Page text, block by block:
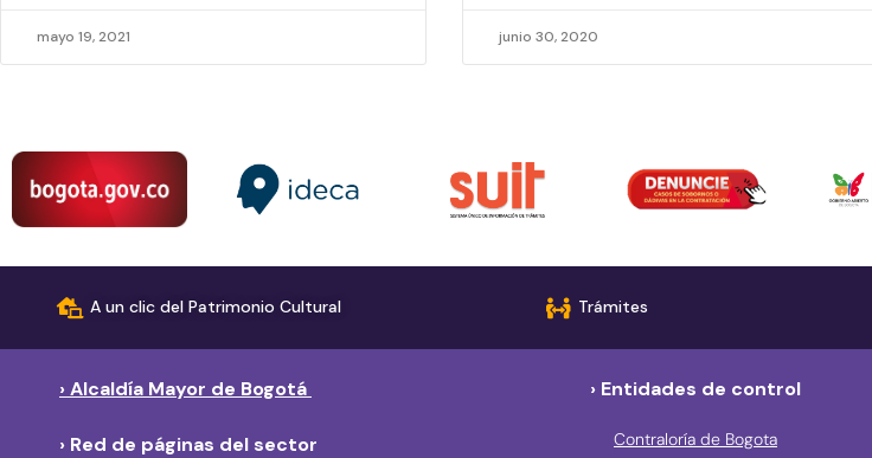
mayo 19, 2021 junio 30, 2020
A un clic del Patrimonio Cultural Trámites
› Alcaldía Mayor de Bogotá
› Red de páginas del sector
› Entidades de control
Contraloría de Bogota